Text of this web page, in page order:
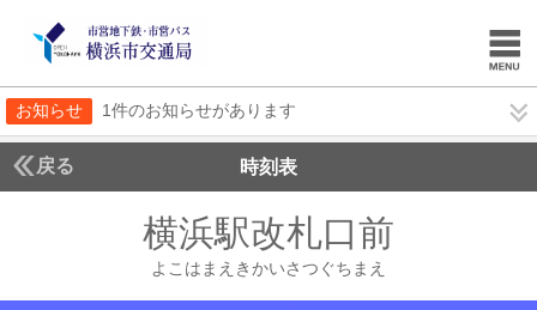
お知らせ 1件のお知らせがあります
戻る 時刻表
横浜駅改札口前
よこはまえきかいさつぐちまえ